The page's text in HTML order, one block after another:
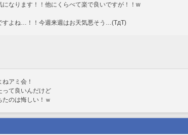
なります！！他にくらべて楽で良いですが！！w
すよね…！！今週来週はお天気悪そう…(TдT)
アミ会！
って良いんだけど
のは悔しい！ｗ